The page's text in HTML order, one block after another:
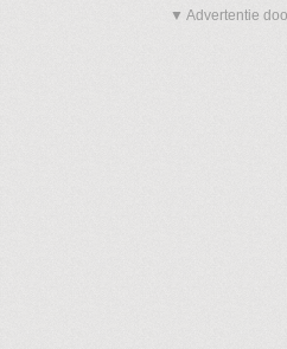
▼ Advertentie